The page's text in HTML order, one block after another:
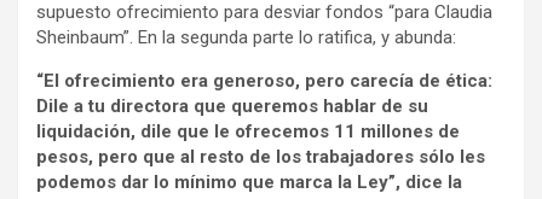
supuesto ofrecimiento para desviar fondos “para Claudia
Sheinbaum”. En la segunda parte lo ratifica, y abunda:
“El ofrecimiento era generoso, pero carecía de ética:
Dile a tu directora que queremos hablar de su
liquidación, dile que le ofrecemos 11 millones de
pesos, pero que al resto de los trabajadores sólo les
podemos dar lo mínimo que marca la Ley”, dice la